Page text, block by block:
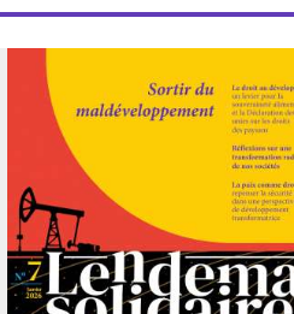
Revue de presse